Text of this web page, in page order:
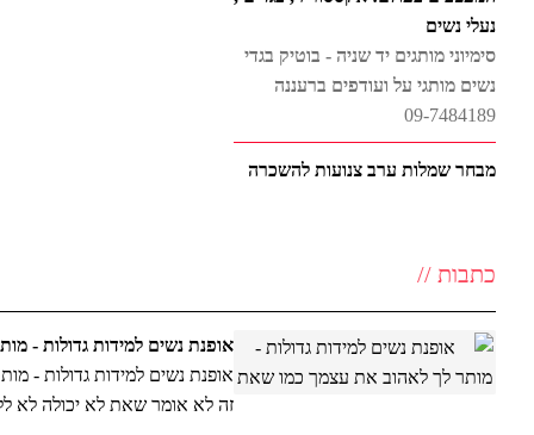
נעלי נשים
נשים מותגי על ועודפים ברעננה
מבחר שמלות ערב צנועות להשכרה
טלנה - שמלות ערב וכלה למכירה
להשכרה בעיצוב אישי
שילחו בקשה בצור קשר
כתבות //
אופנת נשים למידות גדולות -
אופנת נשים למידות גדולות -
זה לא אומר שאת לא יכולה לא